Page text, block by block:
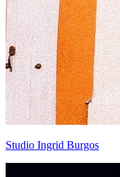
Studio Ingrid Burgos